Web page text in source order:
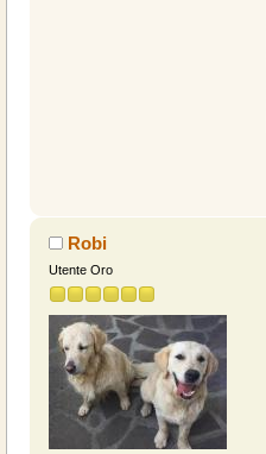
Robi
Utente Oro